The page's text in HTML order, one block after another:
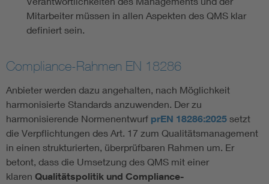
Mitarbeiter müssen in allen Aspekten des QMS klar
definiert sein.
Compliance-Rahmen EN 18286
Anbieter werden dazu angehalten, nach Möglichkeit
harmonisierte Standards anzuwenden. Der zu
harmonisierende Normenentwurf prEN 18286:2025 setzt
die Verpflichtungen des Art. 17 zum Qualitätsmanagement
in einen strukturierten, überprüfbaren Rahmen um. Er
betont, dass die Umsetzung des QMS mit einer
klaren Qualitätspolitik und Compliance-